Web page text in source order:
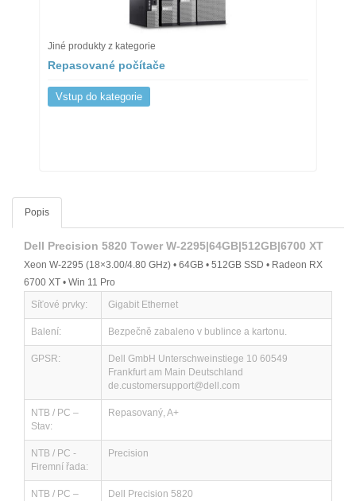
Jiné produkty z kategorie
Repasované počítače
Vstup do kategorie
Popis
Dell Precision 5820 Tower W-2295|64GB|512GB|6700 XT
Xeon W-2295 (18×3.00/4.80 GHz) • 64GB • 512GB SSD • Radeon RX
6700 XT • Win 11 Pro
Síťové prvky:
Gigabit Ethernet
Balení: Bezpečně zabaleno v bublince a kartonu.
GPSR:
Dell GmbH Unterschweinstiege 10 60549
Frankfurt am Main Deutschland
de.customersupport@dell.com
NTB / PC –
Stav:
Repasovaný, A+
NTB / PC -
Firemní řada:
Precision
NTB / PC –
Dell Precision 5820